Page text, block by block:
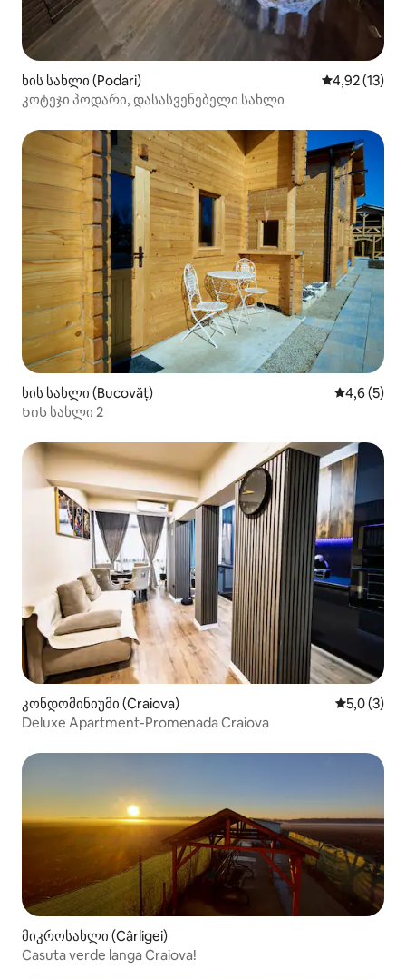
ხის სახლი (Podari) საშუალო
4,92 (13)
კოტეჯი პოდარი, დასასვენებელი სახლი
ხის სახლი (Bucovăț) საშუალო
4,6 (5)
Ხის სახლი 2
კონდომინიუმი (Craiova) საშუალო
5,0 (3)
Deluxe Apartment-Promenada Craiova
მიკროსახლი (Cârligei)
Casuta verde langa Craiova!